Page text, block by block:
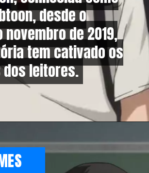
desde o
de 2019,
tem cativado os
leitores.
desde o
de 2019,
tem cativado os
leitores.